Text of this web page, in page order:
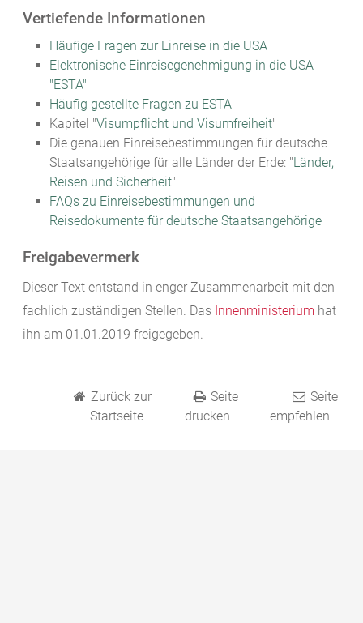
Vertiefende Informationen
Häufige Fragen zur Einreise in die USA
Elektronische Einreisegenehmigung in die USA
"ESTA"
Häufig gestellte Fragen zu ESTA
Kapitel "Visumpflicht und Visumfreiheit"
Die genauen Einreisebestimmungen für deutsche
Staatsangehörige für alle Länder der Erde: "Länder,
Reisen und Sicherheit"
FAQs zu Einreisebestimmungen und
Reisedokumente für deutsche Staatsangehörige
Freigabevermerk
Dieser Text entstand in enger Zusammenarbeit mit den
fachlich zuständigen Stellen. Das Innenministerium hat
ihn am 01.01.2019 freigegeben.
Zurück zur
Startseite
Seite
drucken
Seite
empfehlen